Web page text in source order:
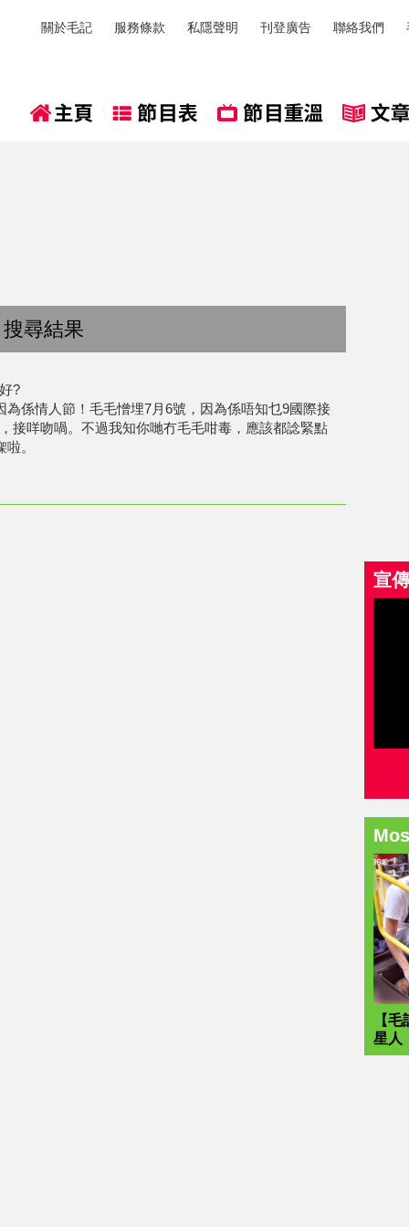
關於毛記 服務條款 私隱聲明 刊登廣告 聯絡我們
尋結果
?
為係情人節！毛毛憎埋7月6號，因為係唔知乜9國際接
接咩吻喎。不過我知你哋冇毛毛咁毒，應該都諗緊點
。
宣
【
星人